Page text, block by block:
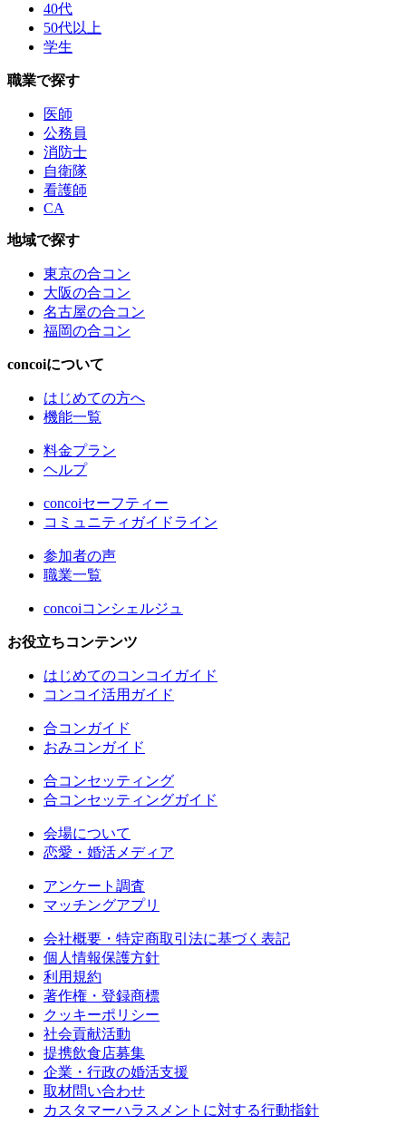
40代
50代以上
学生
職業で探す
医師
公務員
消防士
自衛隊
看護師
CA
地域で探す
東京の合コン
大阪の合コン
名古屋の合コン
福岡の合コン
concoiについて
はじめての方へ
機能一覧
料金プラン
ヘルプ
concoiセーフティー
コミュニティガイドライン
参加者の声
職業一覧
concoiコンシェルジュ
お役立ちコンテンツ
はじめてのコンコイガイド
コンコイ活用ガイド
合コンガイド
おみコンガイド
合コンセッティング
合コンセッティングガイド
会場について
恋愛・婚活メディア
アンケート調査
マッチングアプリ
会社概要・特定商取引法に基づく表記
個人情報保護方針
利用規約
著作権・登録商標
クッキーポリシー
社会貢献活動
提携飲食店募集
企業・行政の婚活支援
取材問い合わせ
カスタマーハラスメントに対する行動指針